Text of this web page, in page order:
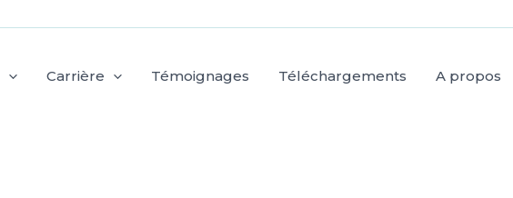
Carrière Témoignages Téléchargements A propos